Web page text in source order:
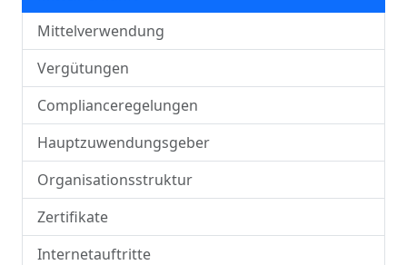
Mittelverwendung
Vergütungen
Complianceregelungen
Hauptzuwendungsgeber
Organisationsstruktur
Zertifikate
Internetauftritte